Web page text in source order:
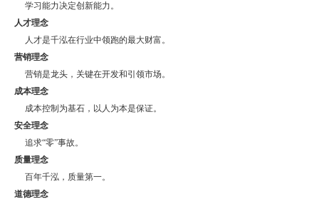
学习能力决定创新能力。
人才理念
人才是千泓在行业中领跑的最大财富。
营销理念
营销是龙头，关键在开发和引领市场。
成本理念
成本控制为基石，以人为本是保证。
安全理念
追求“零”事故。
质量理念
百年千泓，质量第一。
道德理念